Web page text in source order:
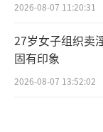
2026-08-07 11:20:31
27岁女子组织卖
固有印象
2026-08-07 13:52:02